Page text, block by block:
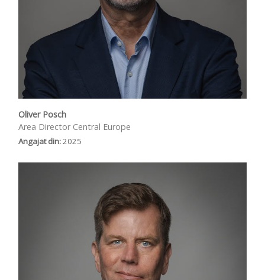
Oliver Posch
Area Director Central Europe
Angajat din:2025